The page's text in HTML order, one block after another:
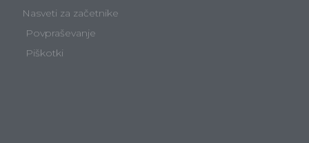
Nasveti za začetnike
Povpraševanje
Piškotki